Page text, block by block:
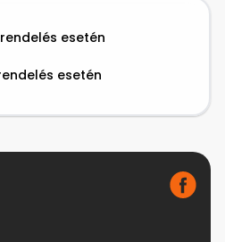
esetén
esetén